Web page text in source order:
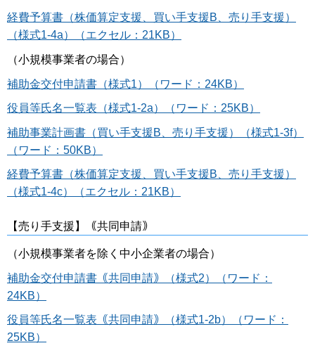
経費予算書（株価算定支援、買い手支援B、売り手支援）
（様式1-4a）（エクセル：21KB）
（小規模事業者の場合）
補助金交付申請書（様式1）（ワード：24KB）
役員等氏名一覧表（様式1-2a）（ワード：25KB）
補助事業計画書（買い手支援B、売り手支援）（様式1-3f）
（ワード：50KB）
経費予算書（株価算定支援、買い手支援B、売り手支援）
（様式1-4c）（エクセル：21KB）
【売り手支援】｟共同申請｠
（小規模事業者を除く中小企業者の場合）
補助金交付申請書｟共同申請｠（様式2）（ワード：
24KB）
役員等氏名一覧表｟共同申請｠（様式1-2b）（ワード：
25KB）